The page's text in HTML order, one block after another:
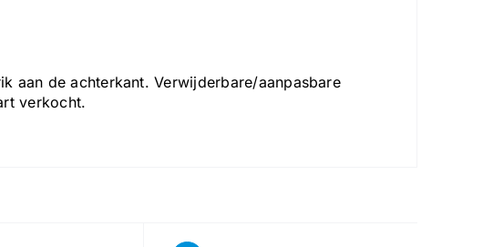
aan de achterkant. Verwijderbare/aanpasbare
verkocht.